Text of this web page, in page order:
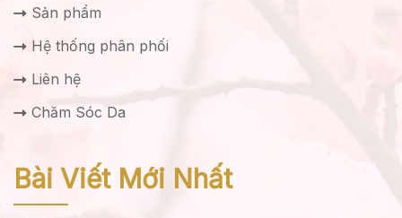
Sản phẩm
Hệ thống phân phối
Liên hệ
Chăm Sóc Da
Bài Viết Mới Nhất